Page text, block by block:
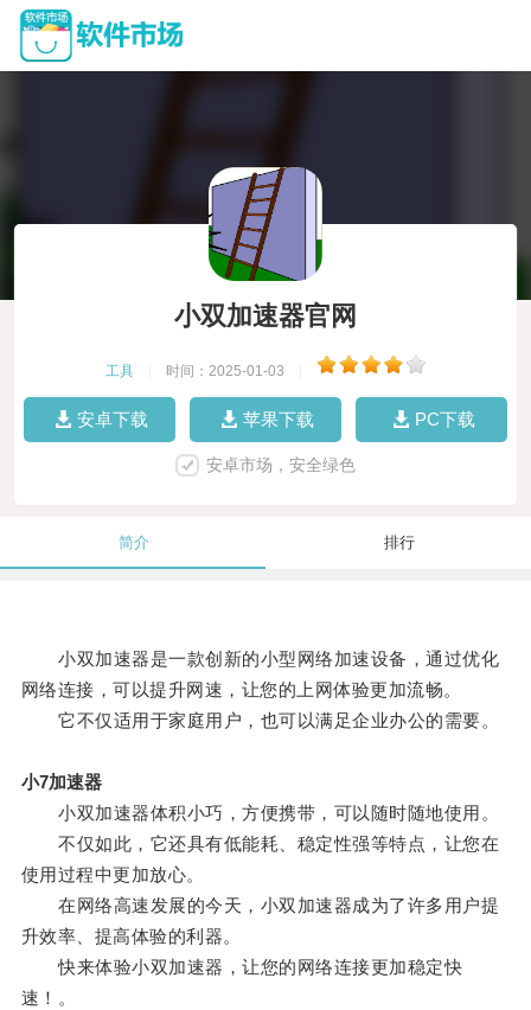
小双加速器官网
工具 时间：2025-01-03
安卓下载 苹果下载 PC下载
安卓市场，安全绿色
简介 排行
小双加速器是一款创新的小型网络加速设备，通过优化
网络连接，可以提升网速，让您的上网体验更加流畅。
它不仅适用于家庭用户，也可以满足企业办公的需要。
小7加速器
小双加速器体积小巧，方便携带，可以随时随地使用。
不仅如此，它还具有低能耗、稳定性强等特点，让您在
使用过程中更加放心。
在网络高速发展的今天，小双加速器成为了许多用户提
升效率、提高体验的利器。
快来体验小双加速器，让您的网络连接更加稳定快
速！。